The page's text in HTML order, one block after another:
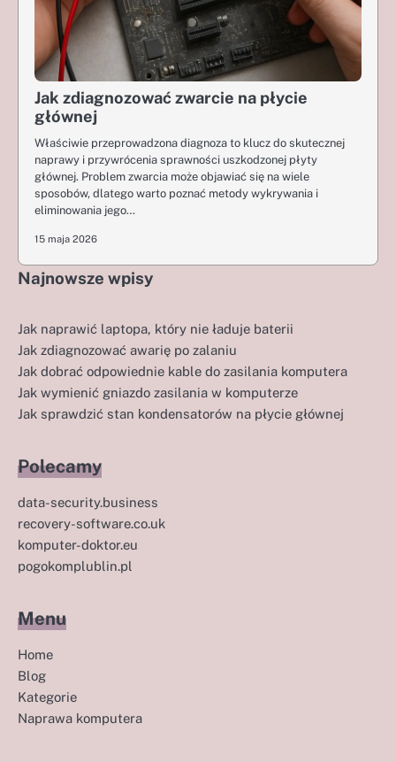
Jak zdiagnozować zwarcie na płycie
głównej
Właściwie przeprowadzona diagnoza to klucz do skutecznej
naprawy i przywrócenia sprawności uszkodzonej płyty
głównej. Problem zwarcia może objawiać się na wiele
sposobów, dlatego warto poznać metody wykrywania i
eliminowania jego…
15 maja 2026
Najnowsze wpisy
Jak naprawić laptopa, który nie ładuje baterii
Jak zdiagnozować awarię po zalaniu
Jak dobrać odpowiednie kable do zasilania komputera
Jak wymienić gniazdo zasilania w komputerze
Jak sprawdzić stan kondensatorów na płycie głównej
Polecamy
data-security.business
recovery-software.co.uk
komputer-doktor.eu
pogokomplublin.pl
Menu
Home
Blog
Kategorie
Naprawa komputera